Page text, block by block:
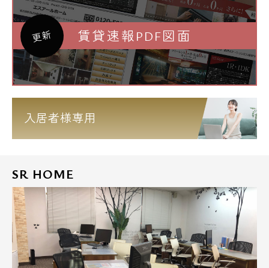
更新 賃貸速報PDF図面
入居者様専用
SR HOME